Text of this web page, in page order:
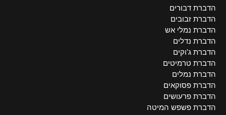
הדברת דבורים
הדברת זבובים
הדברת נמלי אש
הדברת נדלים
הדברת ג'וקים
הדברת טרמיטים
הדברת נמלים
הדברת פסוקאים
הדברת פרעושים
הדברת פשפש המיטה